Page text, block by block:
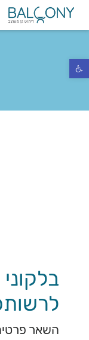
השאר פרטים
פתח סרגל נגישות